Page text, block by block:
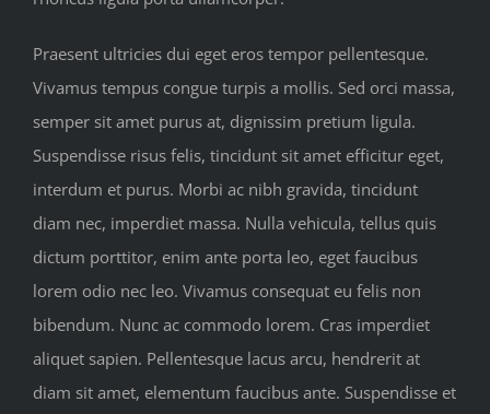
Praesent ultricies dui eget eros tempor pellentesque.
Vivamus tempus congue turpis a mollis. Sed orci massa,
semper sit amet purus at, dignissim pretium ligula.
Suspendisse risus felis, tincidunt sit amet efficitur eget,
interdum et purus. Morbi ac nibh gravida, tincidunt
diam nec, imperdiet massa. Nulla vehicula, tellus quis
dictum porttitor, enim ante porta leo, eget faucibus
lorem odio nec leo. Vivamus consequat eu felis non
bibendum. Nunc ac commodo lorem. Cras imperdiet
aliquet sapien. Pellentesque lacus arcu, hendrerit at
diam sit amet, elementum faucibus ante. Suspendisse et